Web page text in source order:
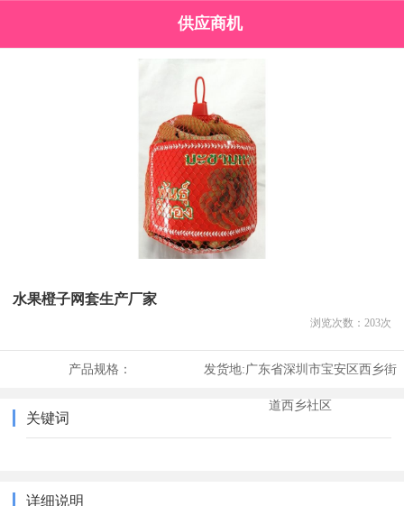
供应商机
水果橙子网套生产厂家
浏览次数： 203次
产品规格： 发货地:广东省深圳市宝安区西乡街
道西乡社区
关键词
详细说明